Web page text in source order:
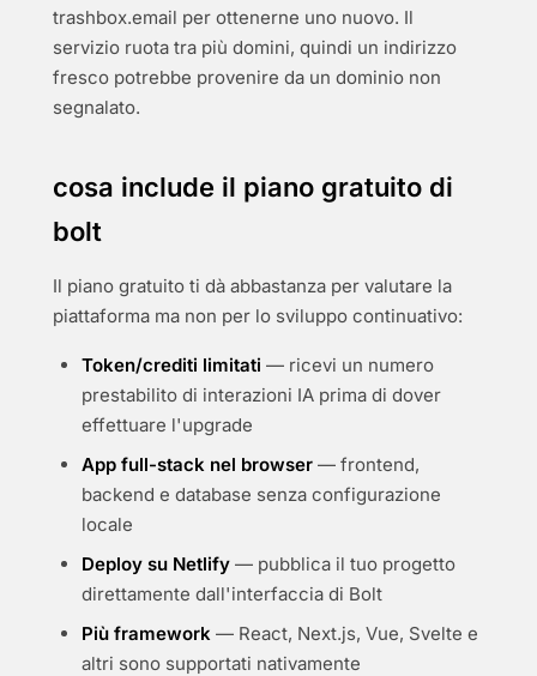
trashbox.email per ottenerne uno nuovo. Il
servizio ruota tra più domini, quindi un indirizzo
fresco potrebbe provenire da un dominio non
segnalato.
cosa include il piano gratuito di
bolt
Il piano gratuito ti dà abbastanza per valutare la
piattaforma ma non per lo sviluppo continuativo:
Token/crediti limitati — ricevi un numero
prestabilito di interazioni IA prima di dover
effettuare l'upgrade
App full-stack nel browser — frontend,
backend e database senza configurazione
locale
Deploy su Netlify — pubblica il tuo progetto
direttamente dall'interfaccia di Bolt
Più framework — React, Next.js, Vue, Svelte e
altri sono supportati nativamente